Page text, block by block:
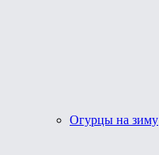
Огурцы на зиму